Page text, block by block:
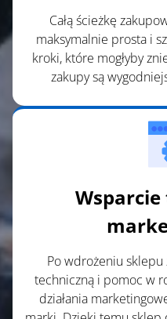
Całą ścieżkę
maksymalnie prosta i
kroki, które mogłyby
zakupy są
Po wdrożeniu sklepu
techniczną i pomoc w
działania